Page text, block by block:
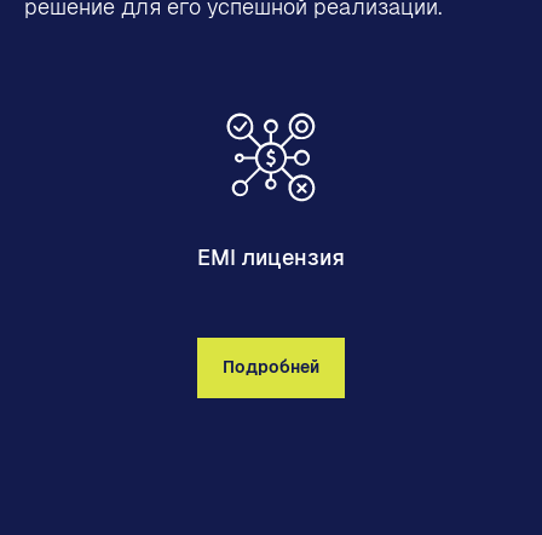
решение для его успешной реализации.
EMI лицензия
Подробней